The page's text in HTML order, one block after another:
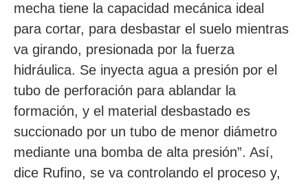
mecha tiene la capacidad mecánica ideal
para cortar, para desbastar el suelo mientras
va girando, presionada por la fuerza
hidráulica. Se inyecta agua a presión por el
tubo de perforación para ablandar la
formación, y el material desbastado es
succionado por un tubo de menor diámetro
mediante una bomba de alta presión”. Así,
dice Rufino, se va controlando el proceso y,